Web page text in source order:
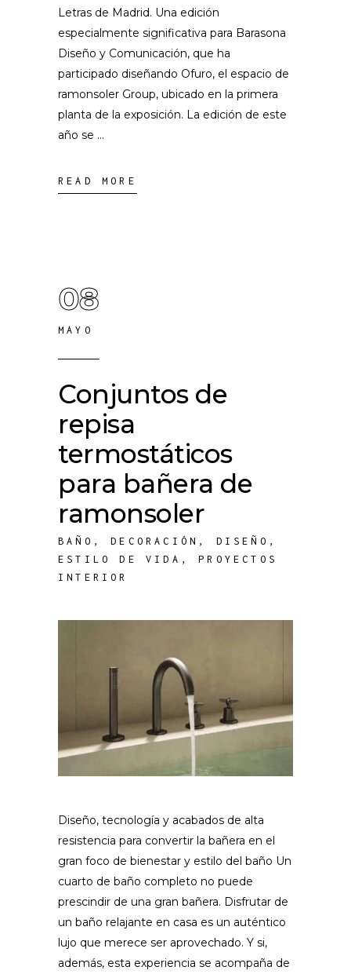
Letras de Madrid. Una edición
especialmente significativa para Barasona
Diseño y Comunicación, que ha
participado diseñando Ofuro, el espacio de
ramonsoler Group, ubicado en la primera
planta de la exposición. La edición de este
año se
READ MORE
08
MAYO
Conjuntos de
repisa
termostáticos
para bañera de
ramonsoler
BAÑO ,DECORACIÓN , DISEÑO ,
ESTILO DE VIDA ,PROYECTOS
INTERIOR
Diseño, tecnología y acabados de alta
resistencia para convertir la bañera en el
gran foco de bienestar y estilo del baño Un
cuarto de baño completo no puede
prescindir de una gran bañera. Disfrutar de
un baño relajante en casa es un auténtico
lujo que merece ser aprovechado. Y si,
además, esta experiencia se acompaña de